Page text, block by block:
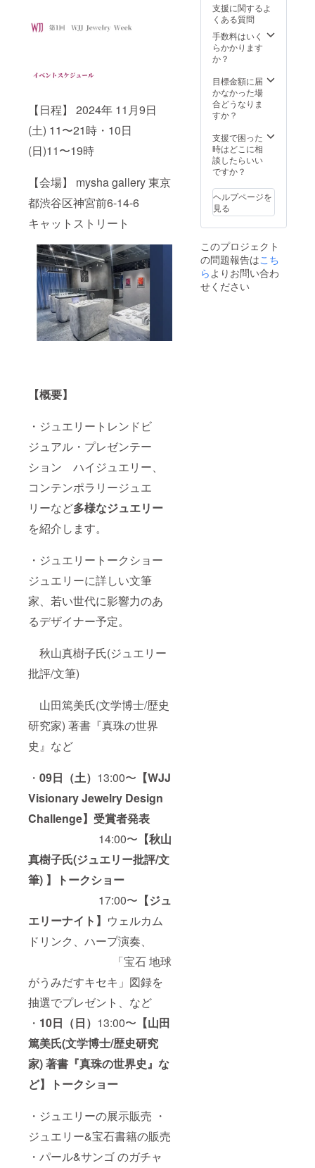
【日程】 2024年 11月9日
(土) 11〜21時・10日
(日)11〜19時
【会場】 mysha gallery 東京
都渋谷区神宮前6-14-6
キャットストリート
【概要】
・ジュエリートレンドビ
ジュアル・プレゼンテー
ション ハイジュエリー、
コンテンポラリージュエ
リーなど多様なジュエリー
を紹介します。
・ジュエリートークショー
ジュエリーに詳しい文筆
家、若い世代に影響力のあ
るデザイナー予定。
秋山真樹子氏(ジュエリー
批評/文筆)
山田篤美氏(文学博士/歴史
研究家) 著書『真珠の世界
史』など
・ 09日（土） 13:00〜 【WJJ
Visionary Jewelry Design
Challenge】 受賞者発表
14:00〜 【秋山
真樹子氏(ジュエリー批評/文
筆) 】
トークショー
17:00〜 【ジュ
エリーナイト】 ウェルカム
ドリンク、ハープ演奏、
「宝石 地球
がうみだすキセキ」図録を
抽選でプレゼント、など
・ 10日（日） 13:00〜 【山田
篤美氏(文学博士/歴史研究
家) 著書『真珠の世界史』な
ど】トークショー
・ジュエリーの展示販売 ・
ジュエリー&宝石書籍の販売
・パール&サンゴ のガチャ
支援に関するよ
くある質問
手数料はいく
らかかります
か？
目標金額に届
かなかった場
合どうなりま
すか？
支援で困った
時はどこに相
談したらいい
ですか？
ヘルプページを
見る
このプロジェクト
の問題報告はこち
ら よりお問い合わ
せください